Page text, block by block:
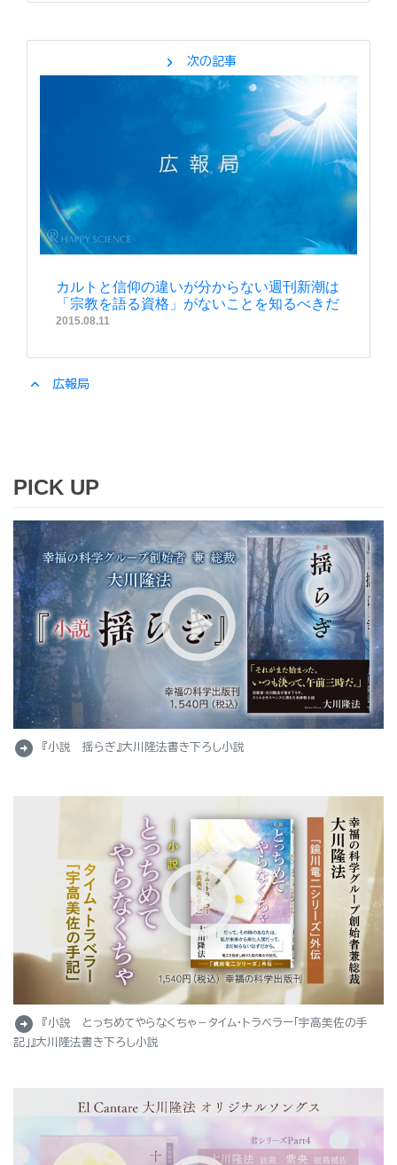
chevron_right 次の記事
カルトと信仰の違いが分からない週刊新潮は
「宗教を語る資格」がないことを知るべきだ
2015.08.11
expand_less 広報局
PICK UP
arrow_circle_right 『小説 揺らぎ』大川隆法書き下ろし小説
arrow_circle_right
『小説 とっちめてやらなくちゃ－タイム・トラベラー「宇高美佐の手
記」』大川隆法書き下ろし小説